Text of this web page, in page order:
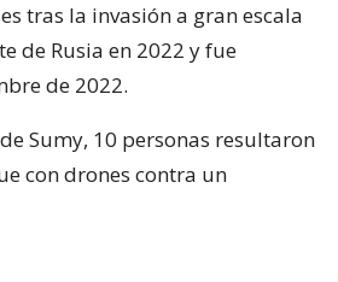
tras la invasión a gran escala
de Rusia en 2022 y fue
de 2022.
Sumy, 10 personas resultaron
con drones contra un